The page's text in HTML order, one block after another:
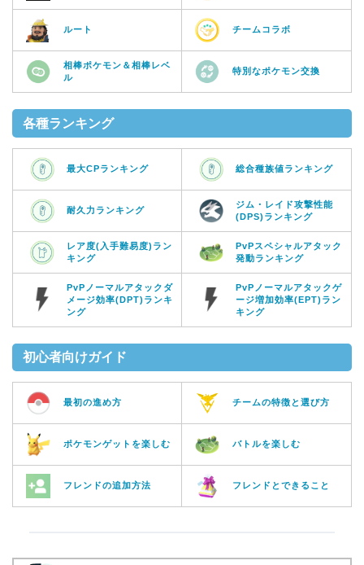
ルート チームコラボ
相棒ポケモン＆相棒レベ
ル
特別なポケモン交換
各種ランキング
最大CPランキング 総合種族値ランキング
耐久力ランキング
ジム・レイド攻撃性能
(DPS)ランキング
レア度(入手難易度)ラン
キング
PvPスペシャルアタック
発動ランキング
PvPノーマルアタックダ
メージ効率(DPT)ランキ
ング
PvPノーマルアタックゲ
ージ増加効率(EPT)ラン
キング
初心者向けガイド
最初の進め方 チームの特徴と選び方
ポケモンゲットを楽しむ バトルを楽しむ
フレンドの追加方法 フレンドとできること